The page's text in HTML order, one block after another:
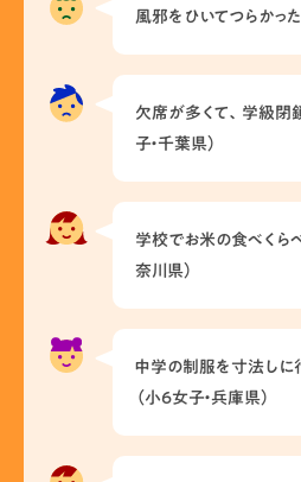
風邪をひいてつらかった
欠席が多くて、学級閉
子・千葉県）
学校でお米の食べくら
奈川県）
中学の制服を寸法しに
（小6女子・兵庫県）